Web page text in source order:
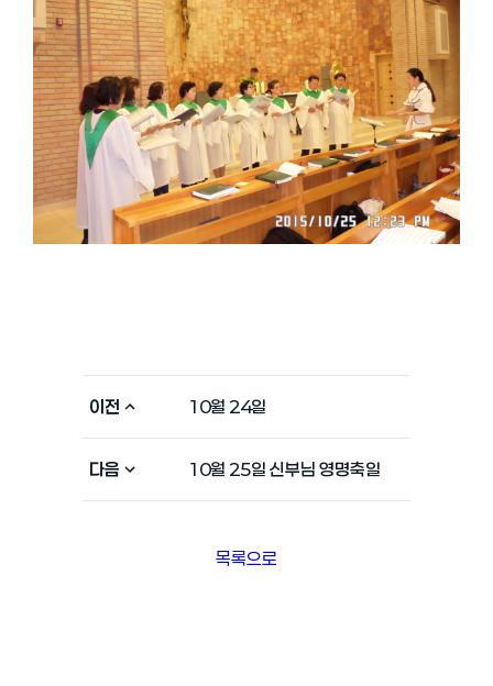
이전 10월 24일
다음 10월 25일 신부님 영명축일
목록으로